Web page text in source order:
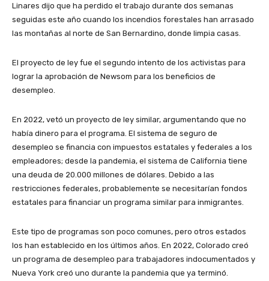
Linares dijo que ha perdido el trabajo durante dos semanas
seguidas este año cuando los incendios forestales han arrasado
las montañas al norte de San Bernardino, donde limpia casas.
El proyecto de ley fue el segundo intento de los activistas para
lograr la aprobación de Newsom para los beneficios de
desempleo.
En 2022, vetó un proyecto de ley similar, argumentando que no
había dinero para el programa. El sistema de seguro de
desempleo se financia con impuestos estatales y federales a los
empleadores; desde la pandemia, el sistema de California tiene
una deuda de 20.000 millones de dólares. Debido a las
restricciones federales, probablemente se necesitarían fondos
estatales para financiar un programa similar para inmigrantes.
Este tipo de programas son poco comunes, pero otros estados
los han establecido en los últimos años. En 2022, Colorado creó
un programa de desempleo para trabajadores indocumentados y
Nueva York creó uno durante la pandemia que ya terminó.